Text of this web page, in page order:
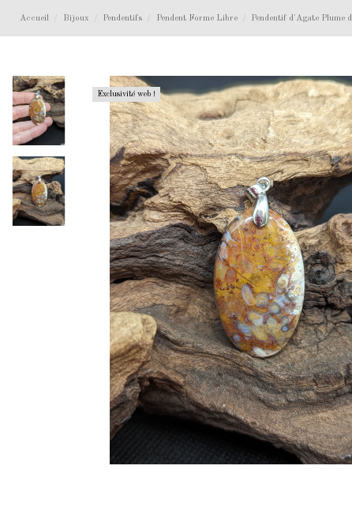
Accueil Bijoux Pendentifs Pendent Forme Libre Pendentif d'Agate Plume
Exclusivité web !